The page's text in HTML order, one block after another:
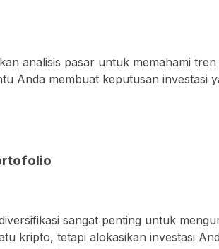
analisis pasar untuk memahami
Anda membuat keputusan investasi
sangat penting untuk
kripto, tetapi alokasikan investasi